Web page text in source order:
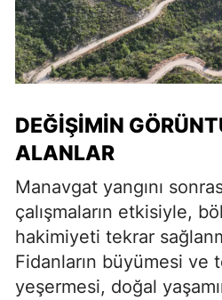
DEĞIŞIMIN
ALANLAR
Manavgat yangını
çalışmaların etkisiyle,
hakimiyeti tekrar
Fidanların büyümesi ve
yeşermesi, doğal